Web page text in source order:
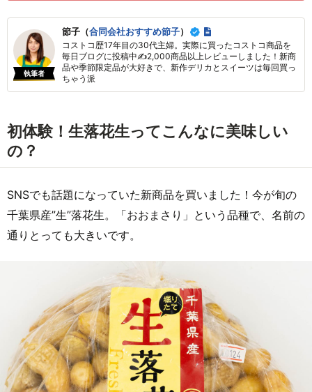
執筆者
節子（合同会社おすすめ節子）
コストコ歴17年目の30代主婦。実際に買ったコストコ商品を
毎日ブログに投稿中✍2,000商品以上レビューしました！新商
品や季節限定品が大好きで、新作デリカとスイーツは毎回買っ
ちゃう派
初体験！生落花生ってこんなに美味しい
の？
SNSでも話題になっていた新商品を買いました！今が旬の
千葉県産”生”落花生。「おおまさり」という品種で、名前の
通りとっても大きいです。